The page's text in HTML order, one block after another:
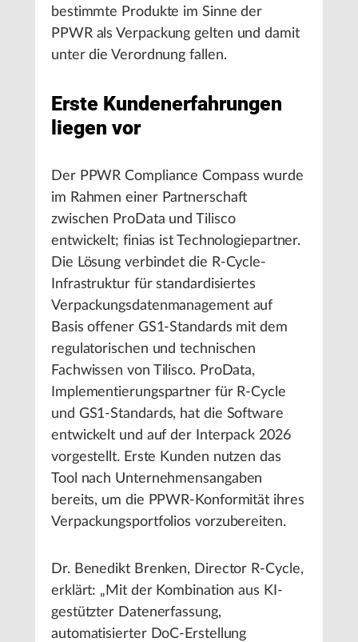
bestimmte Produkte im Sinne der
PPWR als Verpackung gelten und damit
unter die Verordnung fallen.
Erste Kundenerfahrungen
liegen vor
Der PPWR Compliance Compass wurde
im Rahmen einer Partnerschaft
zwischen ProData und Tilisco
entwickelt; finias ist Technologiepartner.
Die Lösung verbindet die R-Cycle-
Infrastruktur für standardisiertes
Verpackungsdatenmanagement auf
Basis offener GS1-Standards mit dem
regulatorischen und technischen
Fachwissen von Tilisco. ProData,
Implementierungspartner für R-Cycle
und GS1-Standards, hat die Software
entwickelt und auf der Interpack 2026
vorgestellt. Erste Kunden nutzen das
Tool nach Unternehmensangaben
bereits, um die PPWR-Konformität ihres
Verpackungsportfolios vorzubereiten.
Dr. Benedikt Brenken, Director R-Cycle,
erklärt: „Mit der Kombination aus KI-
gestützter Datenerfassung,
automatisierter DoC-Erstellung